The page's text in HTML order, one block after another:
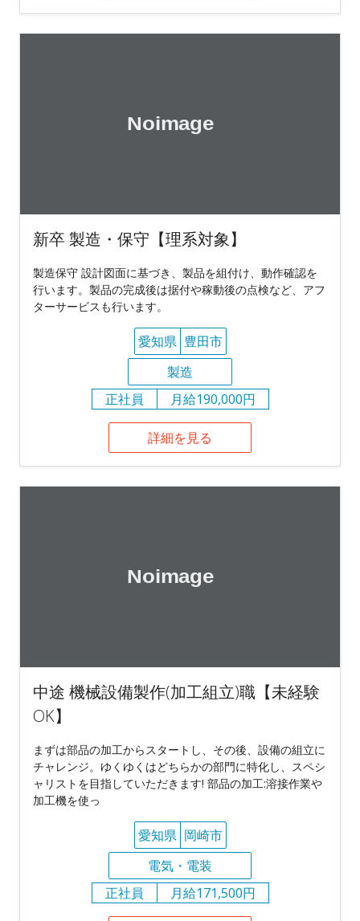
新卒 製造・保守【理系対象】
製造保守 設計図面に基づき、製品を組付け、動作確認を
行います。製品の完成後は据付や稼動後の点検など、アフ
ターサービスも行います。
愛知県 豊田市
製造
正社員
月給190,000円
詳細を見る
中途 機械設備製作(加工組立)職【未経験
OK】
まずは部品の加工からスタートし、その後、設備の組立に
チャレンジ。ゆくゆくはどちらかの部門に特化し、スペシ
ャリストを目指していただきます! 部品の加工:溶接作業や
加工機を使っ
愛知県 岡崎市
電気・電装
正社員
月給171,500円